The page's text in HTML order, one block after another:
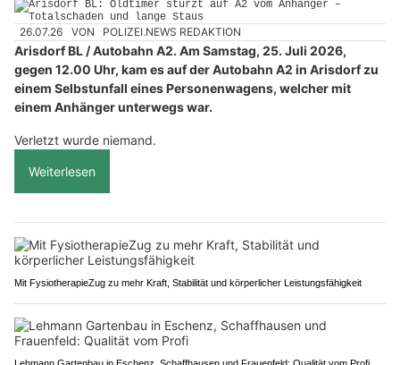
26.07.26 VON POLIZEI.NEWS REDAKTION
Arisdorf BL / Autobahn A2. Am Samstag, 25. Juli 2026,
gegen 12.00 Uhr, kam es auf der Autobahn A2 in Arisdorf zu
einem Selbstunfall eines Personenwagens, welcher mit
einem Anhänger unterwegs war.
Verletzt wurde niemand.
Weiterlesen
Mit FysiotherapieZug zu mehr Kraft, Stabilität und körperlicher Leistungsfähigkeit